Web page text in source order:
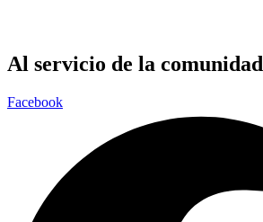
Al servicio de la comunidad
Facebook